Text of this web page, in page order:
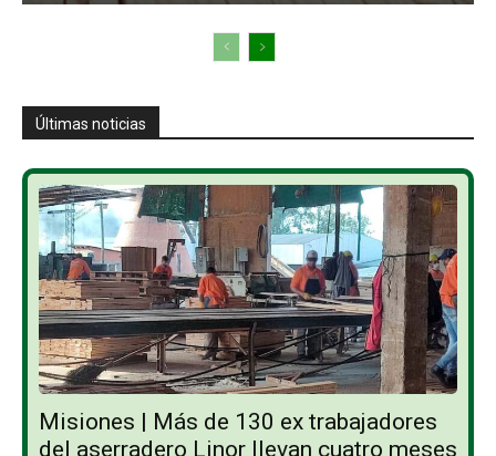
Últimas noticias
Misiones | Más de 130 ex trabajadores
del aserradero Linor llevan cuatro meses